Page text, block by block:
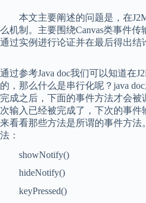
本文主要阐述的问题是，在
么机制。主要围绕Canvas类事件传
通过实例进行论证并在最后得出结
通过参考Java doc我们可以知道在
的，那么什么是串行化呢？java
完成之后，下面的事件方法才会被
次输入已经被完成了，下次的事
来看看那些方法是所谓的事件方
法：
showNotify()
hideNotify()
keyPressed()